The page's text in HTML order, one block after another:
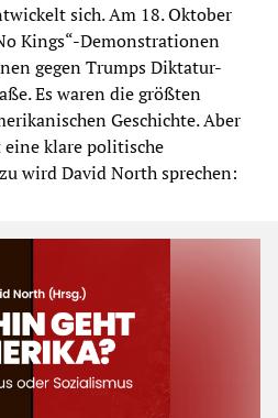
sich. Am 18. Oktober
Kings“-Demonstrationen
gegen Trumps Diktatur-
Es waren die größten
Geschichte. Aber
klare politische
wird David North sprechen: